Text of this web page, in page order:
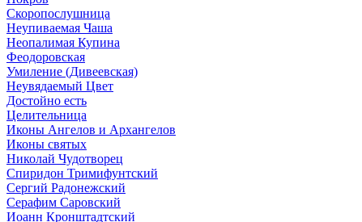
Скоропослушница
Неупиваемая Чаша
Неопалимая Купина
Феодоровская
Умиление (Дивеевская)
Неувядаемый Цвет
Достойно есть
Целительница
Иконы Ангелов и Архангелов
Иконы святых
Николай Чудотворец
Спиридон Тримифунтский
Сергий Радонежский
Серафим Саровский
Иоанн Кронштадтский